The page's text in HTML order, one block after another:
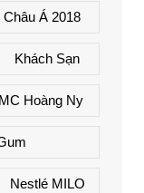
Á 2018
Khách Sạn
MC Hoàng Ny
Nestlé MILO